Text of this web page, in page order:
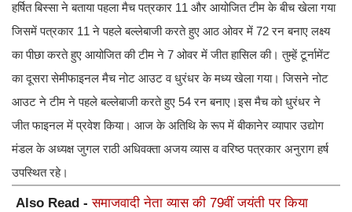
हर्षित बिस्सा ने बताया पहला मैच पत्रकार 11 और आयोजित टीम के बीच खेला गया
जिसमें पत्रकार 11 ने पहले बल्लेबाजी करते हुए आठ ओवर में 72 रन बनाए लक्ष्य
का पीछा करते हुए आयोजित की टीम ने 7 ओवर में जीत हासिल की। तुम्हें टूर्नामेंट
का दूसरा सेमीफाइनल मैच नोट आउट व धुरंधर के मध्य खेला गया। जिसने नोट
आउट ने टीम ने पहले बल्लेबाजी करते हुए 54 रन बनाए।इस मैच को धुरंधर ने
जीत फाइनल में प्रवेश किया। आज के अतिथि के रूप में बीकानेर व्यापार उद्योग
मंडल के अध्यक्ष जुगल राठी अधिवक्ता अजय व्यास व वरिष्ठ पत्रकार अनुराग हर्ष
उपस्थित रहे।
Also Read -समाजवादी नेता व्यास की 79वीं जयंती पर किया